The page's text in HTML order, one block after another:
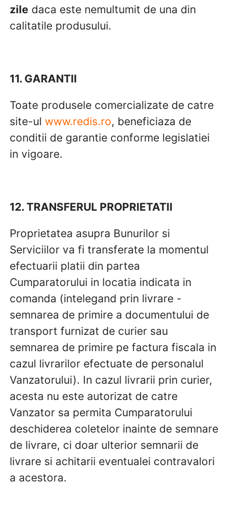
zile daca este nemultumit de una din
calitatile produsului.
11. GARANTII
Toate produsele comercializate de catre
site-ul www.redis.ro, beneficiaza de
conditii de garantie conforme legislatiei
in vigoare.
12. TRANSFERUL PROPRIETATII
Proprietatea asupra Bunurilor si
Serviciilor va fi transferate la momentul
efectuarii platii din partea
Cumparatorului in locatia indicata in
comanda (intelegand prin livrare -
semnarea de primire a documentului de
transport furnizat de curier sau
semnarea de primire pe factura fiscala in
cazul livrarilor efectuate de personalul
Vanzatorului). In cazul livrarii prin curier,
acesta nu este autorizat de catre
Vanzator sa permita Cumparatorului
deschiderea coletelor inainte de semnare
de livrare, ci doar ulterior semnarii de
livrare si achitarii eventualei contravalori
a acestora.